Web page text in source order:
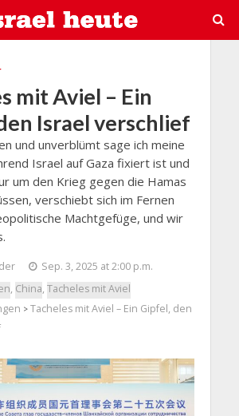
mit Aviel – Ein
Israel verschlief
und unverblümt sage ich meine
Israel auf Gaza fixiert ist und
um den Krieg gegen die Hamas
verschiebt sich im Fernen
Machtgefüge, und wir
Sep. 3, 2025 at 2:00 p.m.
, China, Tacheles mit Aviel
> Tacheles mit Aviel – Ein Gipfel, den